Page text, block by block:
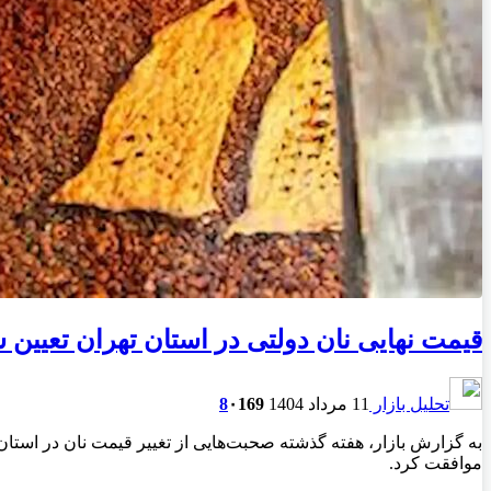
قیمت نهایی نان دولتی در استان تهران
تحلیل بازار 11 مرداد 1404 8۰ 169
موافقت کرد.